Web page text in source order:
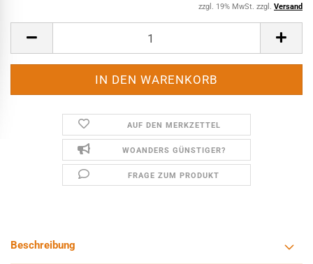
zzgl. 19% MwSt. zzgl. Versand
AUF DEN MERKZETTEL
WOANDERS GÜNSTIGER?
FRAGE ZUM PRODUKT
Beschreibung